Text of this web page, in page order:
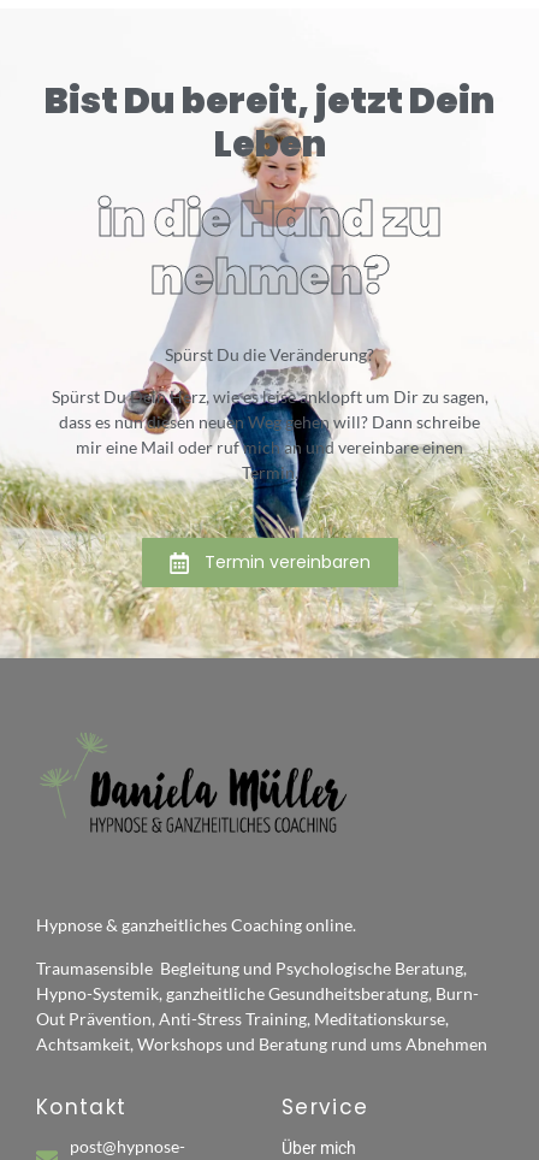
Bist Du bereit, jetzt Dein
Leben
in die Hand zu
nehmen?
Spürst Du die Veränderung?
Spürst Du Dein Herz, wie es leise anklopft um Dir zu sagen,
dass es nun diesen neuen Weg gehen will? Dann schreibe
mir eine Mail oder ruf mich an und vereinbare einen
Termin.
Termin vereinbaren
Hypnose & ganzheitliches Coaching online.
Traumasensible Begleitung und Psychologische Beratung,
Hypno-Systemik, ganzheitliche Gesundheitsberatung, Burn-
Out Prävention, Anti-Stress Training, Meditationskurse,
Achtsamkeit, Workshops und Beratung rund ums Abnehmen
Kontakt
post@hypnose-
Service
Über mich